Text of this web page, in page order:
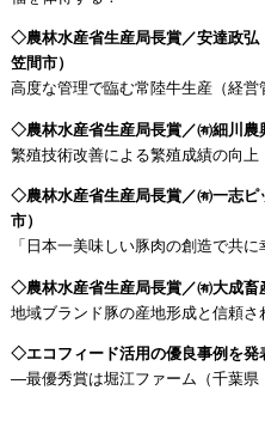
◇農林水産省生産局長賞／安達政弘
笠間市）
高度な管理で臨む常陸牛生産（経営
◇農林水産省生産局長賞／㈲細川農
繁殖技術改善による繁殖成績の向上
◇農林水産省生産局長賞／㈲一志ピ
市）
「日本一美味しい豚肉の創造で共
◇農林水産省生産局長賞／㈲大成畜
地域ブランド豚の産地形成と信頼
◇エコフィード活用の優良事例を発
―最優秀賞は堀江ファーム（千葉